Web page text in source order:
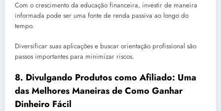
Com o crescimento da educação financeira, investir de maneira
informada pode ser uma fonte de renda passiva ao longo do
tempo.
Diversificar suas aplicações e buscar orientação profissional são
passos importantes para minimizar riscos.
8. Divulgando Produtos como Afiliado: Uma
das Melhores Maneiras de Como Ganhar
Dinheiro Fácil